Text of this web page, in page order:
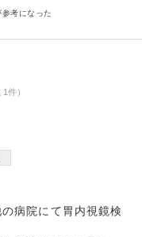
参考になった
件）
病院にて胃内視鏡検